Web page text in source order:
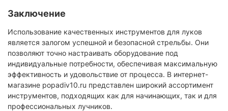
Заключение
Использование качественных инструментов для луков
является залогом успешной и безопасной стрельбы. Они
позволяют точно настраивать оборудование под
индивидуальные потребности, обеспечивая максимальную
эффективность и удовольствие от процесса. В интернет-
магазине popadiv10.ru представлен широкий ассортимент
инструментов, подходящих как для начинающих, так и для
профессиональных лучников.